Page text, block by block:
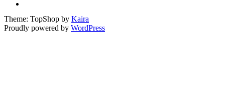
Theme: TopShop by Kaira
Proudly powered by WordPress